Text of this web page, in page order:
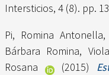
Intersticios, 4 (8). pp.
Pi, Romina Antonella,
Bárbara Romina,
Rosana
(2015)